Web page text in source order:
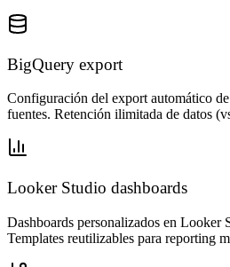
BigQuery export
Configuración del export automático
fuentes. Retención ilimitada de datos
Looker Studio dashboards
Dashboards personalizados en Looker
Templates reutilizables para reporting